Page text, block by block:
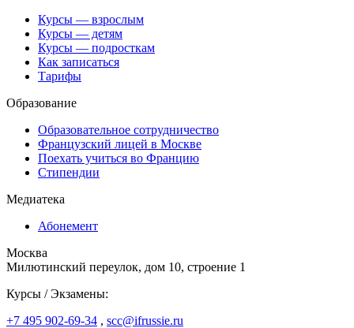
Курсы — взрослым
Курсы — детям
Курсы — подросткам
Как записаться
Тарифы
Образование
Образовательное сотрудничество
Французский лицей в Москве
Поехать учиться во Францию
Стипендии
Медиатека
Абонемент
Москва
Милютинский переулок, дом 10, строение 1
Курсы / Экзамены:
+7 495 902-69-34 , scc@ifrussie.ru